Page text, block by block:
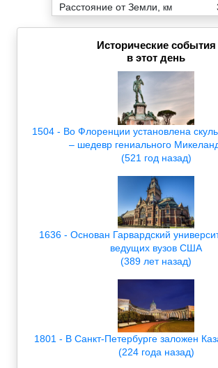
Расстояние от Земли, км
Исторические события
в этот день
1504 - Во Флоренции установлена
– шедевр гениального
(521 год назад)
1636 - Основан Гарвардский
ведущих вузов США
(389 лет назад)
1801 - В Санкт-Петербурге заложен
(224 года назад)